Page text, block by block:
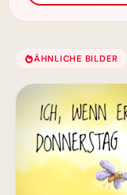
ÄHNLICHE BILDER